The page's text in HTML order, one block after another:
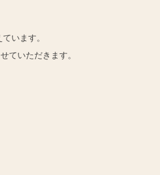
います。
ていただきます。